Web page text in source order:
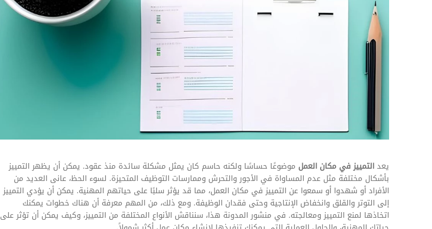
يعدالتمييز في مكان العمل موضوعًا حساسًا ولكنه حاسم كان يمثل مشكلة سائدة منذ عقود. يمكن أن يظهر التمييز
بأشكال مختلفة مثل عدم المساواة في الأجور والتحرش وممارسات التوظيف المتحيزة. لسوء الحظ، عانى العديد من
الأفراد أو شهدوا أو سمعوا عن التمييز في مكان العمل، مما قد يؤثر سلبًا على حياتهم المهنية. يمكن أن يؤدي التمييز
إلى التوتر والقلق وانخفاض الإنتاجية وحتى فقدان الوظيفة. ومع ذلك، من المهم معرفة أن هناك خطوات يمكنك
اتخاذها لمنع التمييز ومعالجته. في منشور المدونة هذا، سنناقش الأنواع المختلفة من التمييز، وكيف يمكن أن تؤثر على
تحسين متابعة مهام وقوائم التحقق الخاصة
بالموارد البشرية
قم بتتبع طلبات استرداد تكاليف الرعاية